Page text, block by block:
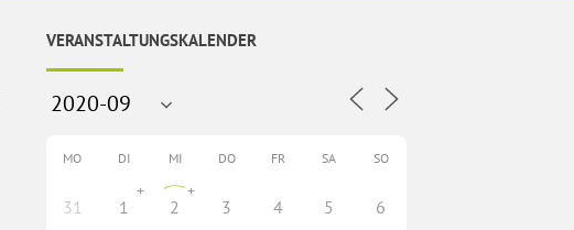
VERANSTALTUNGSKALENDER
MO DI MI DO FR SA SO
31 1
+
2
+
3 4 5 6